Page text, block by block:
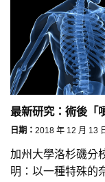
最新研究：術後「
日期： 2018 年 12 月 13
加州大學洛杉磯分
明：以一種特殊的